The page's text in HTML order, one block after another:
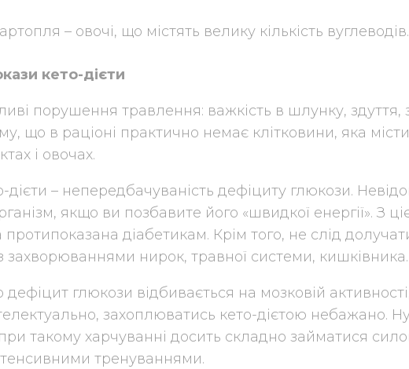
– овочі, що містять велику кількість вуглеводів.
кето-дієти
порушення травлення: важкість в шлунку, здуття,
що в раціоні практично немає клітковини, яка
і овочах.
– непередбачуваність дефіциту глюкози.
якщо ви позбавите його «швидкої енергії». З
протипоказана діабетикам. Крім того, не слід
захворюваннями нирок, травної системи, кишківника.
глюкози відбивається на мозковій
захоплюватись кето-дієтою небажано. Ну
такому харчуванні досить складно займатися
тренуваннями.